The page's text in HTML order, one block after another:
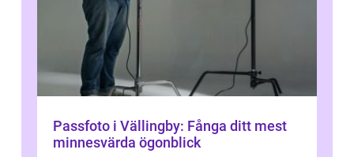
Passfoto i Vällingby: Fånga ditt mest
minnesvärda ögonblick